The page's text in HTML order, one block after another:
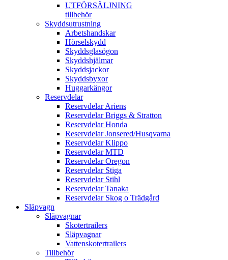
UTFÖRSÄLJNING
tillbehör
Skyddsutrustning
Arbetshandskar
Hörselskydd
Skyddsglasögon
Skyddshjälmar
Skyddsjackor
Skyddsbyxor
Huggarkängor
Reservdelar
Reservdelar Ariens
Reservdelar Briggs & Stratton
Reservdelar Honda
Reservdelar Jonsered/Husqvarna
Reservdelar Klippo
Reservdelar MTD
Reservdelar Oregon
Reservdelar Stiga
Reservdelar Stihl
Reservdelar Tanaka
Reservdelar Skog o Trädgård
Släpvagn
Släpvagnar
Skotertrailers
Släpvagnar
Vattenskotertrailers
Tillbehör